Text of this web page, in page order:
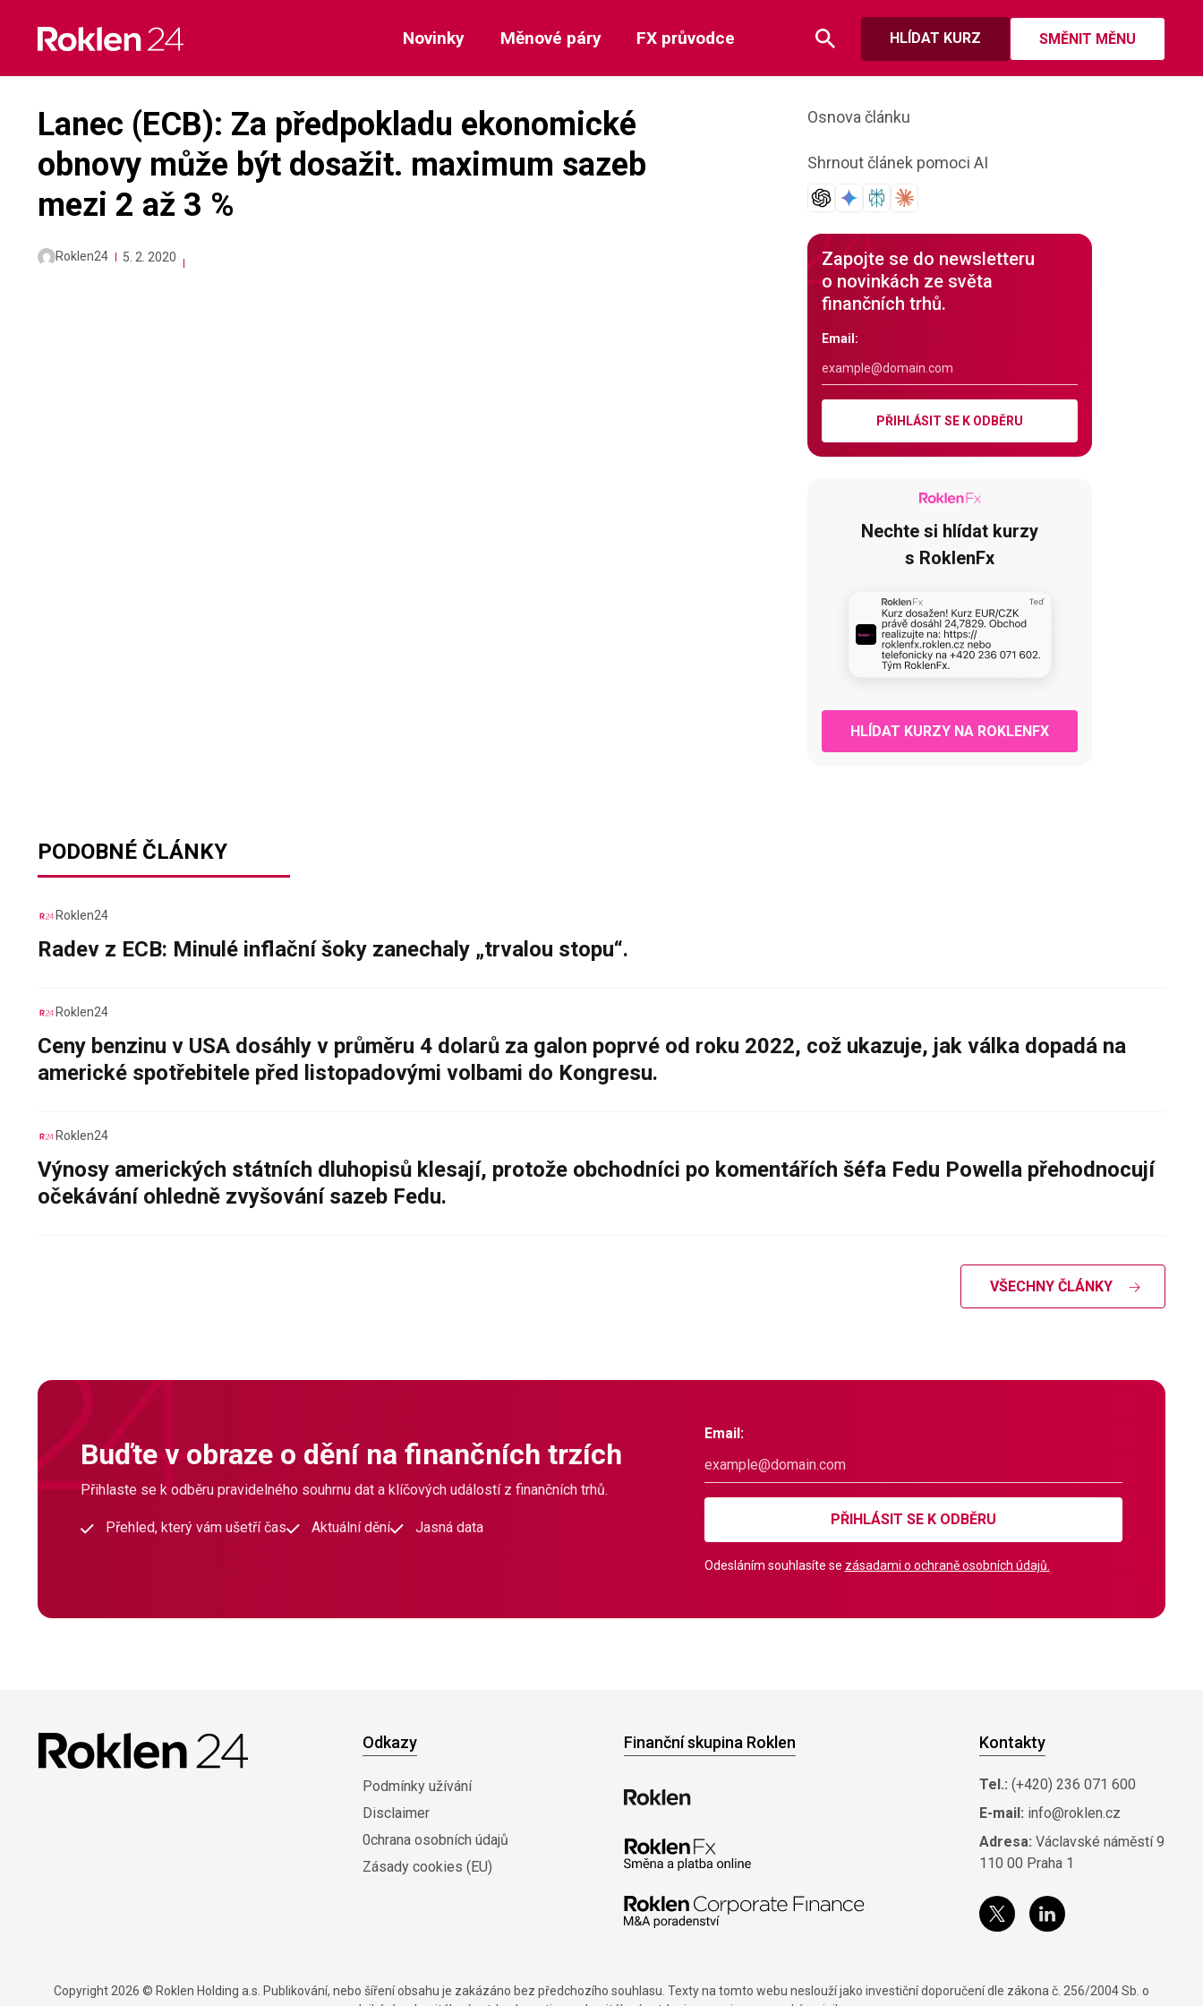
content
HLÍDAT KURZ SMĚNIT MĚNU
Novinky Měnové páry FX průvodce
Lanec (ECB): Za předpokladu ekonomické
obnovy může být dosažit. maximum sazeb
mezi 2 až 3 %
Roklen24 5. 2. 2020
Osnova článku
Shrnout článek pomoci AI
Zapojte se do newsletteru
o novinkách ze světa
finančních trhů.
Email:
PŘIHLÁSIT SE K ODBĚRU
Nechte si hlídat kurzy
s RoklenFx
HLÍDAT KURZY NA ROKLENFX
PODOBNÉ ČLÁNKY
Roklen24
Radev z ECB: Minulé inflační šoky zanechaly „trvalou stopu“.
Roklen24
Ceny benzinu v USA dosáhly v průměru 4 dolarů za galon poprvé od roku 2022, což ukazuje, jak válka dopadá na
americké spotřebitele před listopadovými volbami do Kongresu.
Roklen24
Výnosy amerických státních dluhopisů klesají, protože obchodníci po komentářích šéfa Fedu Powella přehodnocují
očekávání ohledně zvyšování sazeb Fedu.
VŠECHNY ČLÁNKY
Buďte v obraze o dění na finančních trzích
Přihlaste se k odběru pravidelného souhrnu dat a klíčových událostí z finančních trhů.
Přehled, který vám ušetří čas Aktuální dění Jasná data
Email:
PŘIHLÁSIT SE K ODBĚRU
Odesláním souhlasíte se zásadami o ochraně osobních údajů.
Odkazy
Podmínky užívání
Disclaimer
0chrana osobních údajů
Zásady cookies (EU)
Finanční skupina Roklen Kontakty
Tel.: (+420) 236 071 600
E-mail: info@roklen.cz
Adresa: Václavské náměstí 9
110 00 Praha 1
Copyright 2026 © Roklen Holding a.s. Publikování, nebo šíření obsahu je zakázáno bez předchozího souhlasu. Texty na tomto webu neslouží jako investiční doporučení dle zákona č. 256/2004 Sb. o